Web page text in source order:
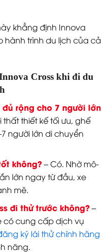
khẳng định Innova
hành trình du lịch của cả
Cross khi đi du
đủ rộng cho 7 người lớn
thiết kế tối ưu, ghế
người lớn di chuyển
không?– Có. Nhờ mô-
lớn ngay từ đầu, xe
mẽ.
đi thử trước không?–
có cung cấp dịch vụ
ký lái thử chính hãng
năng.